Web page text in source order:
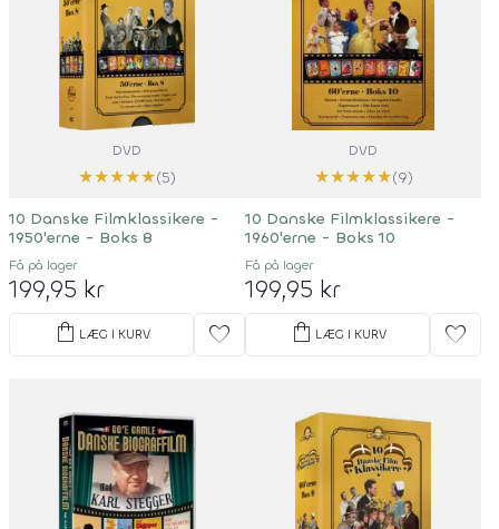
DVD
★★★★★(5)
10 Danske Filmklassikere -
1950'erne - Boks 8
Få på lager
199,95 kr
shopping_bag LÆG I KURV favorite
DVD
★★★★★(9)
10 Danske Filmklassikere -
1960'erne - Boks 10
Få på lager
199,95 kr
shopping_bag LÆG I KURV favorite